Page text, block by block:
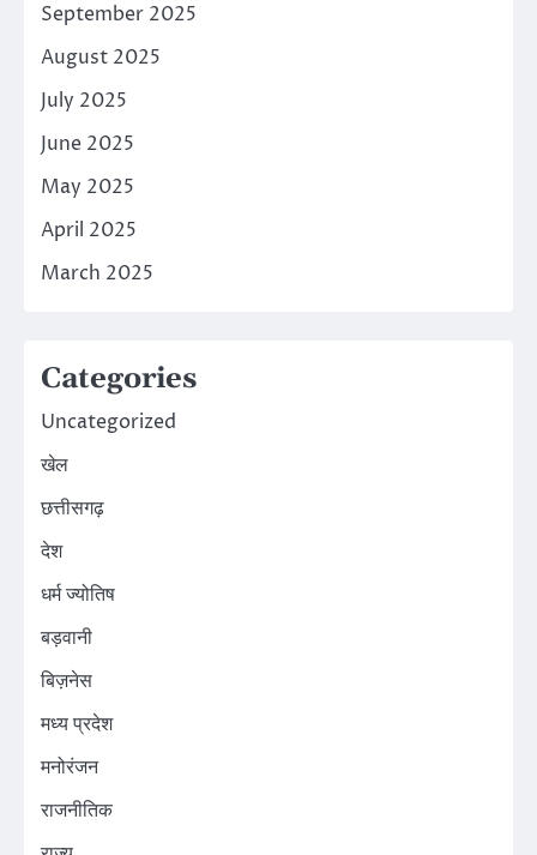
September 2025
August 2025
July 2025
June 2025
May 2025
April 2025
March 2025
Categories
Uncategorized
खेल
छत्तीसगढ़
देश
धर्म ज्योतिष
बड़वानी
बिज़नेस
मध्य प्रदेश
मनोरंजन
राजनीतिक